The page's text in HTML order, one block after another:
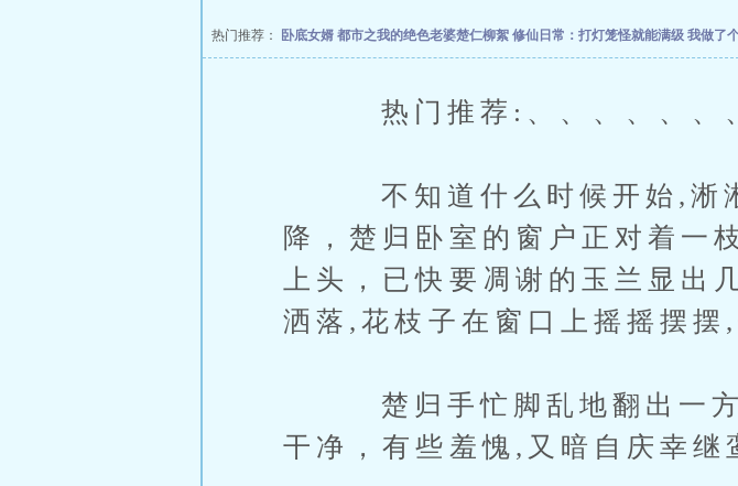
热门推荐： 卧底女婿 都市之我的绝色老婆楚仁柳絮 修仙日常：打灯笼怪就能满级 我做了
热门推荐:、、、、、、
不知道什么时候开始,淅淅
降，楚归卧室的窗户正对着一
上头，已快要凋谢的玉兰显出
洒落,花枝子在窗口上摇摇摆摆
楚归手忙脚乱地翻出一方
干净，有些羞愧,又暗自庆幸继